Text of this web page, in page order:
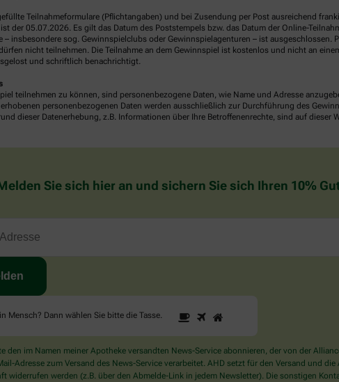
Teilnahmeformulare (Pflichtangaben) und bei Zusendung per Post ausreichend
der 05.07.2026. Es gilt das Datum des Poststempels bzw. das Datum der Online-
– insbesondere sog. Gewinnspielclubs oder Gewinnspielagenturen – ist
nicht teilnehmen. Die Teilnahme an dem Gewinnspiel ist kostenlos und nicht an
und schriftlich benachrichtigt.
teilnehmen zu können, sind personenbezogene Daten, wie Name und Adresse
personenbezogenen Daten werden ausschließlich zur Durchführung des
dieser Datenerhebung, z.B. Informationen über Ihre Betroffenenrechte, sind auf dieser
Sie sich hier an und sichern Sie sich Ihren 10%
Mensch? Dann wählen Sie bitte die Tasse.
Sind
Sie
Mensch?
Dann
wählen
1 2
den im Namen meiner Apotheke versandten News-Service abonnieren, der von der
Adresse zum Versand des News-Service verarbeitet. AHD setzt für den Versand und
widerrufen werden (z.B. über den Abmelde-Link in jedem Newsletter). Die sonstigen